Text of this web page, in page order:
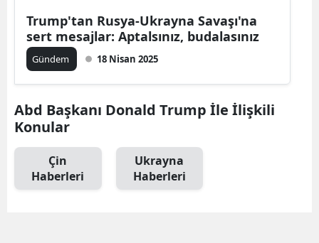
Trump'tan Rusya-Ukrayna Savaşı'na
sert mesajlar: Aptalsınız, budalasınız
Gündem 18 Nisan 2025
Abd Başkanı Donald Trump İle İlişkili
Konular
Çin
Haberleri
Ukrayna
Haberleri